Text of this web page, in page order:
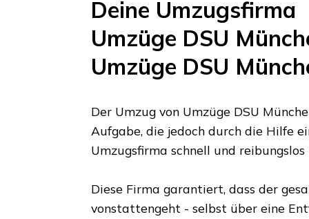
Deine Umzugsfirma
Umzüge DSU
Umzüge DSU
Der Umzug von Umzüge DSU
Aufgabe, die jedoch durch die Hilfe
Umzugsfirma schnell und
Diese Firma garantiert, dass der
vonstattengeht - selbst über eine